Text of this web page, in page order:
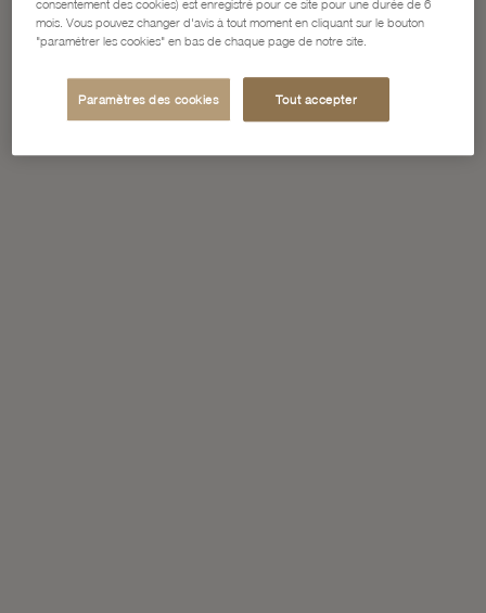
consentement des cookies) est enregistré pour ce site pour une durée de 6
mois. Vous pouvez changer d'avis à tout moment en cliquant sur le bouton
"paramétrer les cookies" en bas de chaque page de notre site.
Paramètres des cookies Tout accepter